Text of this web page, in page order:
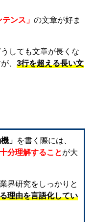
ンス」 の文章が好ま
しても文章が長くな
、 3行を超える長い文
」 を書く際には、
分理解することが大
界研究をしっかりと
理由を言語化してい